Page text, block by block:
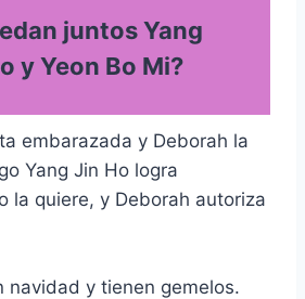
juntos Yang
y Yeon Bo Mi?
embarazada y Deborah la
Yang Jin Ho logra
la quiere, y Deborah autoriza
navidad y tienen gemelos.